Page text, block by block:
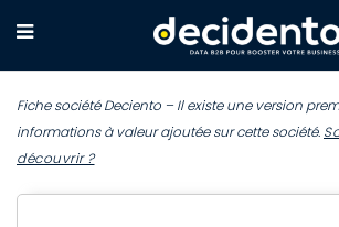
Fiche société Deciento – Il existe une version
informations à valeur ajoutée sur cette société.
découvrir ?